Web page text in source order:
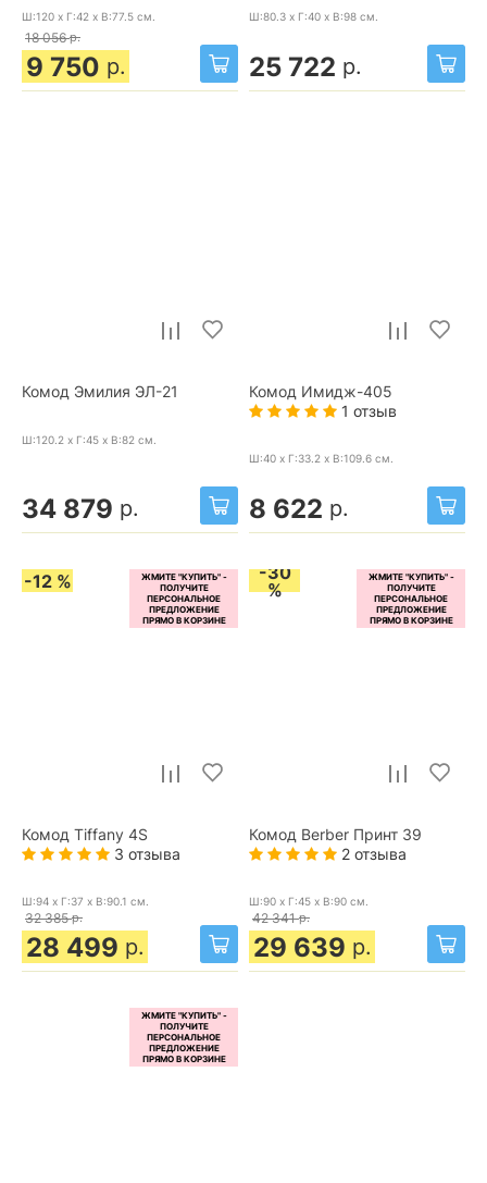
Ш:120 x Г:42 x В:77.5 см.
18 056 р.
9 750 р.
Ш:80.3 x Г:40 x В:98 см.
25 722 р.
Комод Эмилия ЭЛ-21
Ш:120.2 x Г:45 x В:82 см.
34 879 р.
Комод Имидж-405
1 отзыв
Ш:40 x Г:33.2 x В:109.6 см.
8 622 р.
-12 %
Комод Tiffany 4S
3 отзыва
Ш:94 x Г:37 x В:90.1 см.
32 385 р.
28 499 р.
-30
%
Комод Berber Принт 39
2 отзыва
Ш:90 x Г:45 x В:90 см.
42 341 р.
29 639 р.